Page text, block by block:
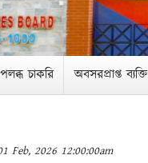
চাকরি অবসরপ্রাপ্ত ব্যক্তি
Feb, 2026 12:00:00am